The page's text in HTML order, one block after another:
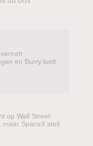
en Burry luidt
op Wall Street
maar SpaceX stelt